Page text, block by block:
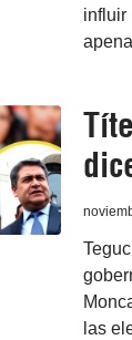
influir
las